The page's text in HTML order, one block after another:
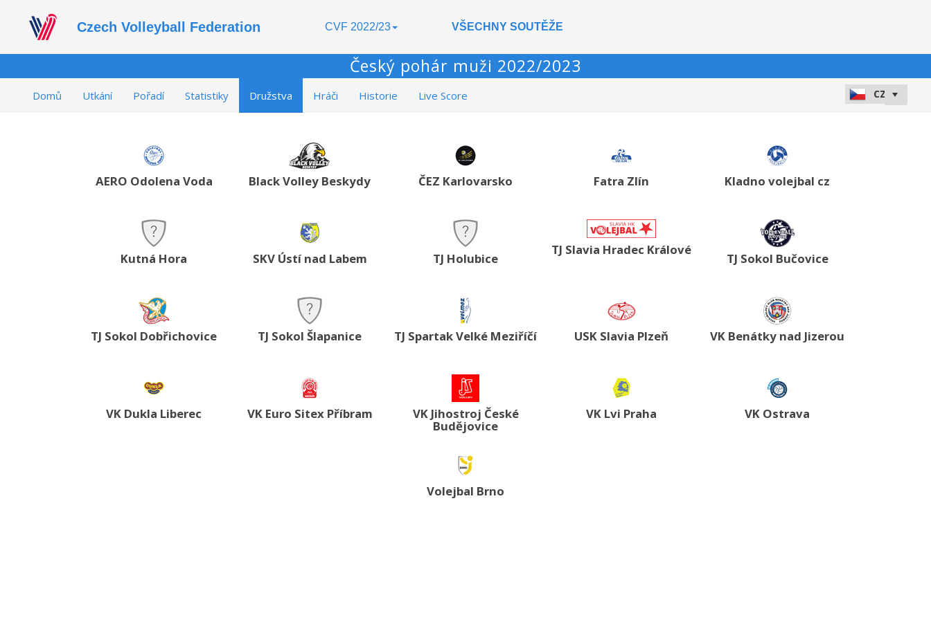
Czech Volleyball Federation CVF 2022/23 VŠECHNY SOUTĚŽE
Český pohár muži 2022/2023
Domů Utkání Pořadí Statistiky Družstva Hráči Historie Live Score
AERO Odolena Voda Black Volley Beskydy ČEZ Karlovarsko Fatra Zlín Kladno volejbal cz
Kutná Hora SKV Ústí nad Labem TJ Holubice
TJ Slavia Hradec Králové
TJ Sokol Bučovice
TJ Sokol Dobřichovice TJ Sokol Šlapanice TJ Spartak Velké Meziříčí USK Slavia Plzeň VK Benátky nad Jizerou
VK Dukla Liberec VK Euro Sitex Příbram VK Jihostroj České
Budějovice
VK Lvi Praha VK Ostrava
Volejbal Brno